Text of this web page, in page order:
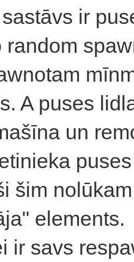
ir
random
A puses
un
šim
elements.
ir savs